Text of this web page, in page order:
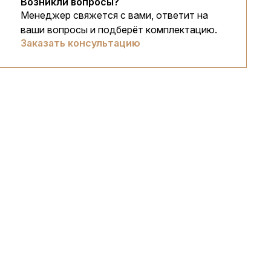
Менеджер свяжется с вами, ответит на
ваши вопросы и подберёт комплектацию.
Заказать консультацию